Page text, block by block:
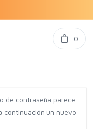
0
de contraseña parece
continuación un nuevo